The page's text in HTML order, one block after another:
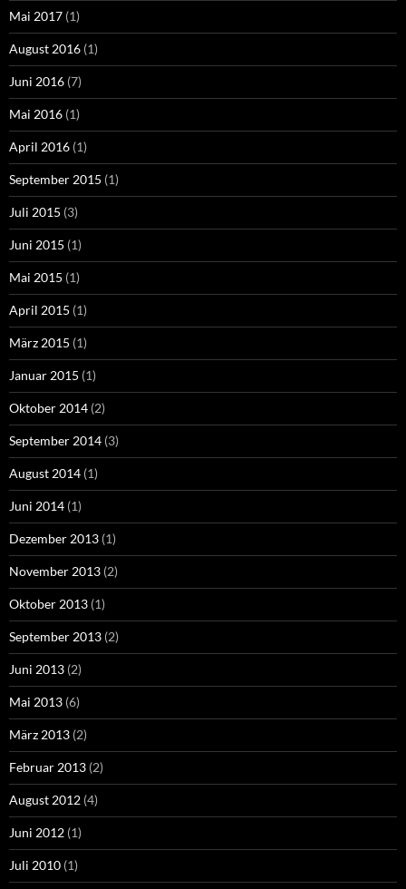
Mai 2017 (1)
August 2016 (1)
Juni 2016 (7)
Mai 2016 (1)
April 2016 (1)
September 2015 (1)
Juli 2015 (3)
Juni 2015 (1)
Mai 2015 (1)
April 2015 (1)
März 2015 (1)
Januar 2015 (1)
Oktober 2014 (2)
September 2014 (3)
August 2014 (1)
Juni 2014 (1)
Dezember 2013 (1)
November 2013 (2)
Oktober 2013 (1)
September 2013 (2)
Juni 2013 (2)
Mai 2013 (6)
März 2013 (2)
Februar 2013 (2)
August 2012 (4)
Juni 2012 (1)
Juli 2010 (1)